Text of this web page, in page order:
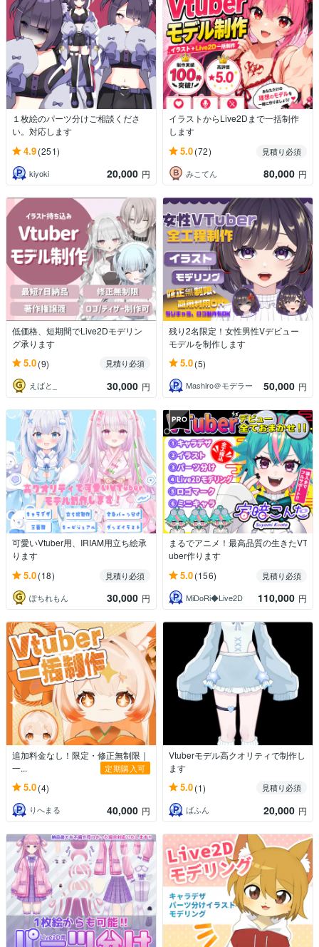
１枚絵のパーツ分けご相談くださ
い。対応します
4.9(251)
kiyoki 20,000 円
イラストからLive2Dまで一括制作
します
5.0(72)
見積り必須
みこてん
80,000 円
低価格、短期間でLive2Dモデリン
グ承ります
5.0(9)
見積り必須
えばと_
30,000 円
残り2名限定！女性男性Vデビュー
モデルを制作します
5.0(5)
Mashiro＠モデラー 50,000 円
可愛いVtuber用、IRIAM用立ち絵承
ります
5.0(18)
見積り必須
ぽちれもん
30,000 円
まるでアニメ！最高品質の生きたVT
uber作ります
5.0(156)
見積り必須
MiDoRi◆Live2D
110,000 円
追加料金なし！限定・修正無制限｜
一...
定期購入可
5.0(4)
りへまる 40,000 円
Vtuberモデル高クオリティで制作し
ます
5.0(1)
見積り必須
ばふん
20,000 円